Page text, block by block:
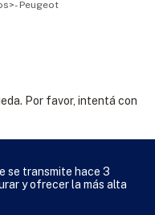
>- Peugeot
Por favor, intentá con
se transmite hace 3
y ofrecer la más alta